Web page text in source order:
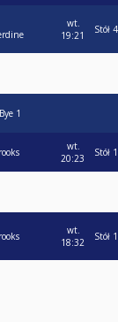
wt.
19:21
Stół 4
1
wt.
20:23
Stół 1
wt.
18:32
Stół 1